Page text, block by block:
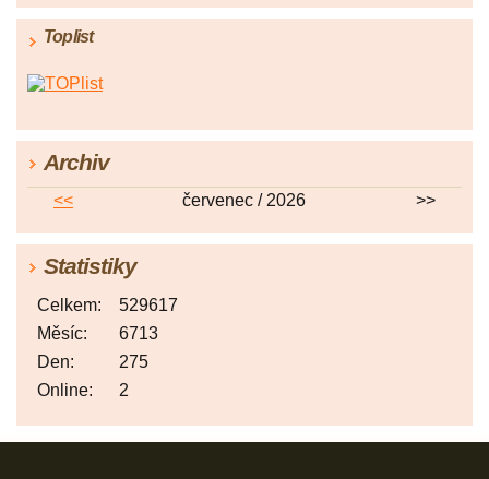
Toplist
Archiv
<< červenec / 2026 >>
Statistiky
Online: 2
Celkem:
529617
Měsíc:
6713
Den:
275